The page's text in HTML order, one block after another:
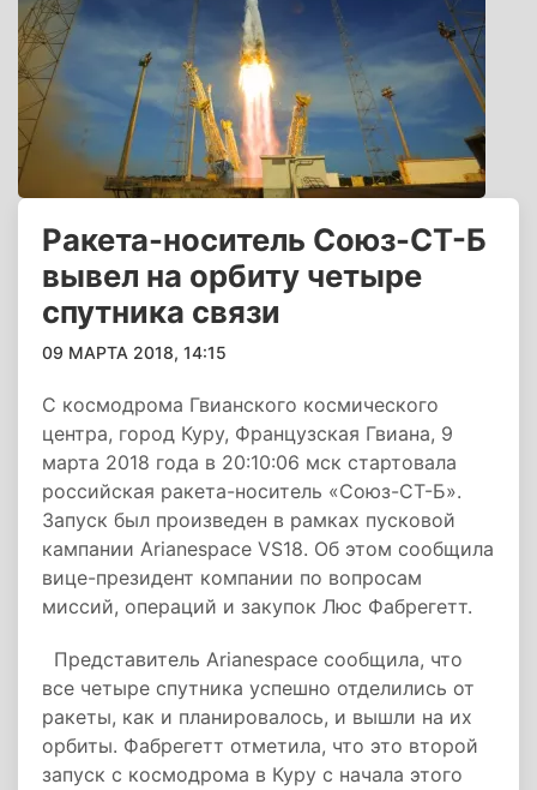
Ракета-носитель Союз-СТ-Б
вывел на орбиту четыре
спутника связи
09 МАРТА 2018, 14:15
С космодрома Гвианского космического
центра, город Куру, Французская Гвиана, 9
марта 2018 года в 20:10:06 мск стартовала
российская ракета-носитель «Союз-СТ-Б».
Запуск был произведен в рамках пусковой
кампании Arianespace VS18. Об этом сообщила
вице-президент компании по вопросам
миссий, операций и закупок Люс Фабрегетт.
Представитель Arianespace сообщила, что
все четыре спутника успешно отделились от
ракеты, как и планировалось, и вышли на их
орбиты. Фабрегетт отметила, что это второй
запуск с космодрома в Куру с начала этого